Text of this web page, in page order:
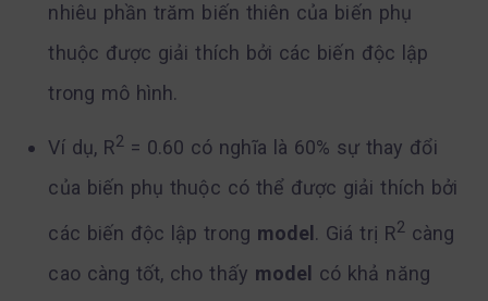
nhiêu phần trăm biến thiên của biến phụ
thuộc được giải thích bởi các biến độc lập
trong mô hình.
Ví dụ, R2= 0.60 có nghĩa là 60% sự thay đổi
của biến phụ thuộc có thể được giải thích bởi
các biến độc lập trong model . Giá trị R2càng
cao càng tốt, cho thấy model có khả năng